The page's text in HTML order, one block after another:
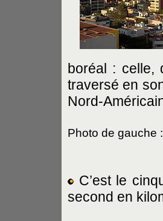
boréal : celle,
traversé en
Nord-
Photo de gauche
C’est le
second en